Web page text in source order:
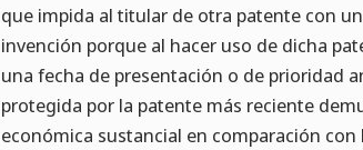
que impida al titular de otra patente con
invención porque al hacer uso de dicha
una fecha de presentación o de prioridad
protegida por la patente más reciente
económica sustancial en comparación